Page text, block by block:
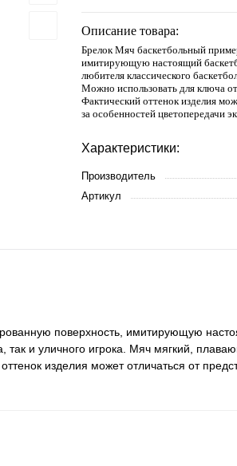
Описание товара:
Брелок Мяч баскетбольный
имитирующую настоящий
любителя классического
Можно использовать для ключа
Фактический оттенок изделия
за особенностей цветопередачи
Характеристики:
Производитель
Артикул
поверхность, имитирующую
так и уличного игрока. Мяч мягкий,
изделия может отличаться от